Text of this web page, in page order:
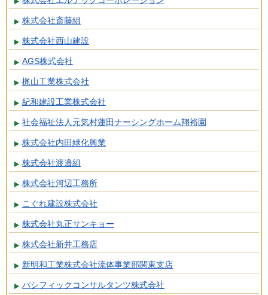
株式会社斎藤組
株式会社西山建設
AGS株式会社
梶山工業株式会社
紀和建設工業株式会社
社会福祉法人元気村蓮田ナーシングホーム翔裕園
株式会社内田緑化興業
株式会社渡邉組
株式会社河辺工務所
こぐれ建設株式会社
株式会社丸正サンキョー
株式会社新井工務店
新明和工業株式会社流体事業部関東支店
パシフィックコンサルタンツ株式会社